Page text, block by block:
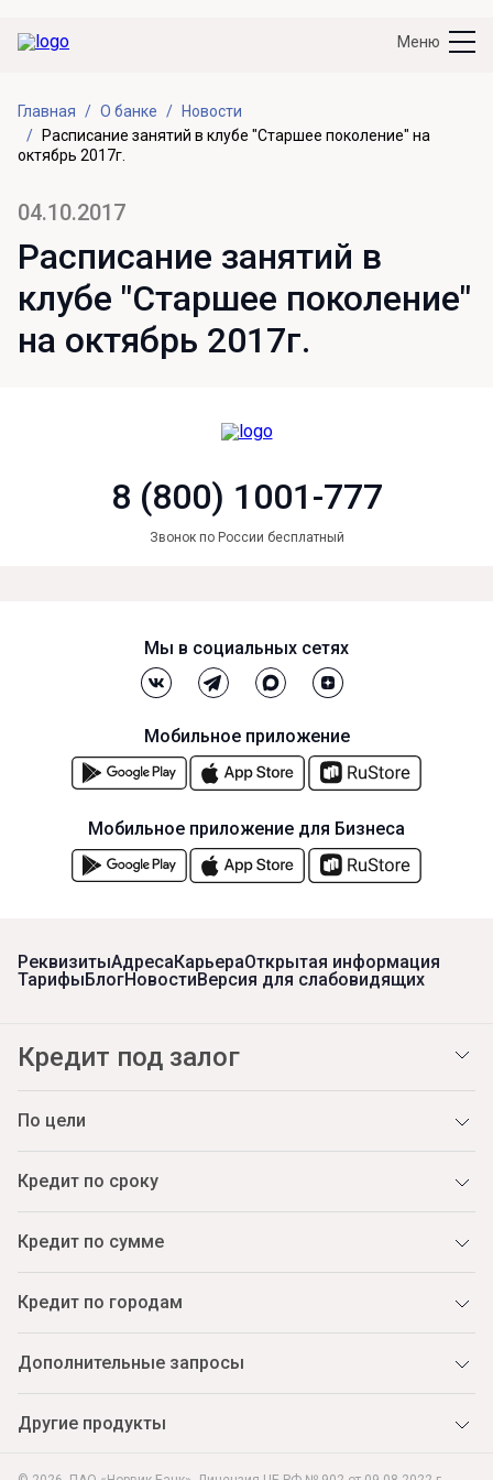
Меню
Главная О банке
Новости
Расписание занятий в клубе "Старшее поколение" на
октябрь 2017г.
04.10.2017
Расписание занятий в
клубе "Старшее поколение"
на октябрь 2017г.
8 (800) 1001-777
Звонок по России бесплатный
РеквизитыАдресаКарьераОткрытая информация
ТарифыБлогНовостиВерсия для слабовидящих
Кредит под залог
По цели
Кредит по сроку
Кредит по сумме
Кредит по городам
Дополнительные запросы
Другие продукты
Мы в социальных сетях
Мобильное приложение
Мобильное приложение для Бизнеса